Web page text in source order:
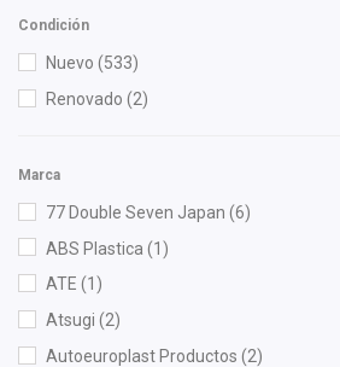
Condición
Nuevo (533)
Renovado (2)
Marca
77 Double Seven Japan (6)
ABS Plastica (1)
ATE (1)
Atsugi (2)
Autoeuroplast Productos (2)